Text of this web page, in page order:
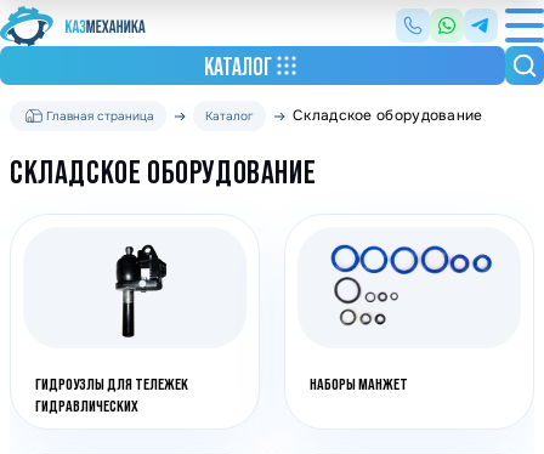
КАТАЛОГ
Главная страница Каталог Складское оборудование
СКЛАДСКОЕ ОБОРУДОВАНИЕ
ГИДРОУЗЛЫ ДЛЯ ТЕЛЕЖЕК
ГИДРАВЛИЧЕСКИХ
НАБОРЫ МАНЖЕТ